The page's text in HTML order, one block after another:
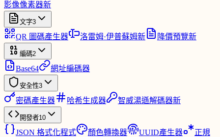
影像像素器新
文字3
QR 圖碼產生器 洛雷姆·伊普蘇姆新 降價預覽新
編碼2
Base64 網址編碼器
安全性3
密碼產生器 哈希生成器 智威湯遜解碼器新
開發者10
JSON 格式化程式 顏色轉換器 UUID產生器
正規